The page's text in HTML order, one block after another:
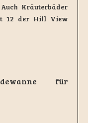
Kräuterbäder
12 der Hill View
für